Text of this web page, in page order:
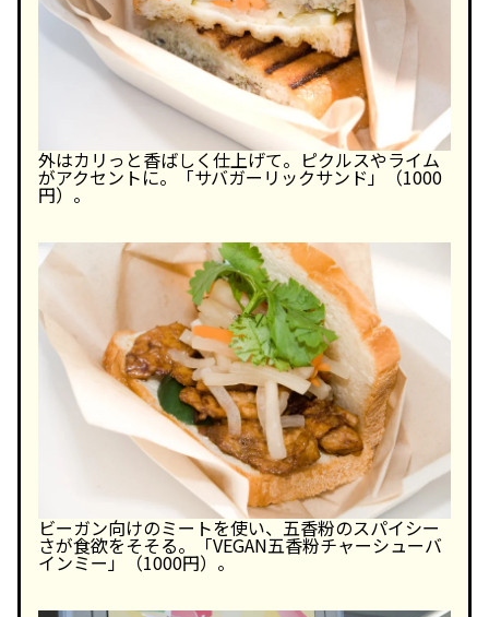
外はカリっと香ばしく仕上げて。ピクルスやライム
がアクセントに。「サバガーリックサンド」（1000
円）。
ビーガン向けのミートを使い、五香粉のスパイシー
さが食欲をそそる。「VEGAN五香粉チャーシューバ
インミー」（1000円）。